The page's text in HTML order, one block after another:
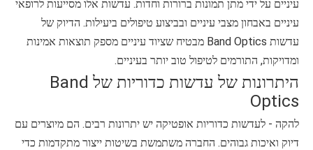
עיניים על ידי מתן תמונות ברורות וחדות. עדשות אלו מסייעות לרופאי
עיניים באבחון מצבי עיניים ובביצוע טיפולים ביעילות. הדיוק של
עדשות Band Optics מבטיח שציוד עיניים מספק תוצאות אמינות
ומדויקות, התורמים לטיפול טוב יותר בעיניים.
היתרונות של עדשות כדוריות של Band
Optics
להקה - לעדשות כדוריות אופטיקה יש יתרונות רבים. הם מיוצרים עם
דיוק ואיכות גבוהים. החברה משתמשת בשיטות ייצור מתקדמות כדי